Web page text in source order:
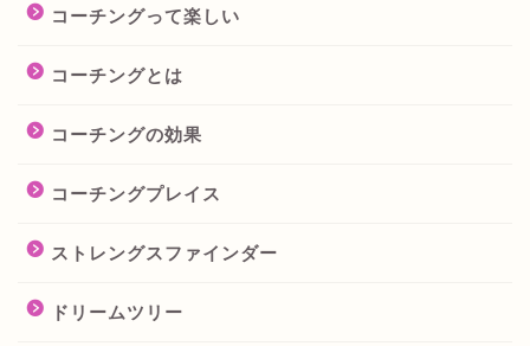
コーチングって楽しい
コーチングとは
コーチングの効果
コーチングプレイス
ストレングスファインダー
ドリームツリー